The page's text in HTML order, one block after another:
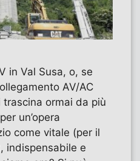
in Val Susa, o, se
AV/AC
ormai da più
un’opera
come vitale (per il
indispensabile e